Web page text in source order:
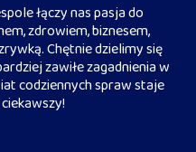
łączy nas pasja do
zdrowiem, biznesem,
Chętnie dzielimy się
zawiłe zagadnienia w
codziennych spraw staje